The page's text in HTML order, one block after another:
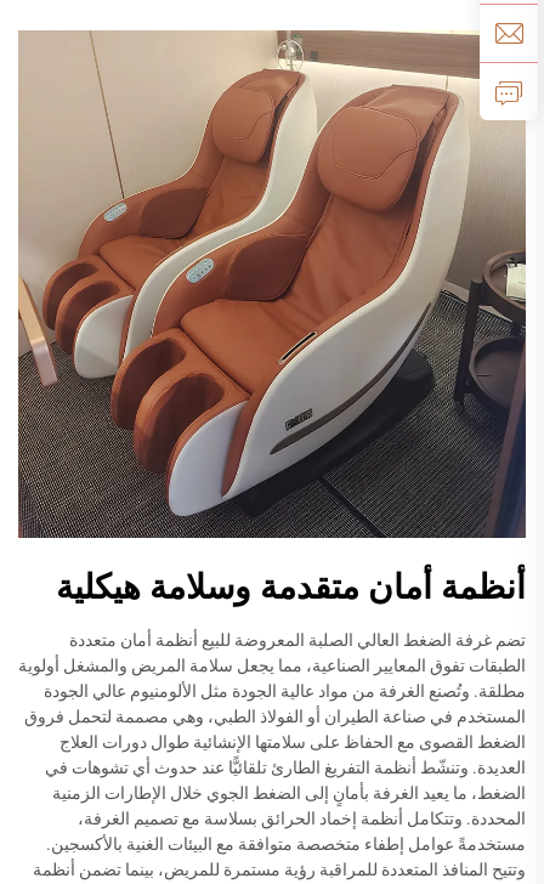
أنظمة أمان متقدمة وسلامة هيكلية
تضم غرفة الضغط العالي الصلبة المعروضة للبيع أنظمة أمان متعددة
الطبقات تفوق المعايير الصناعية، مما يجعل سلامة المريض والمشغل أولوية
مطلقة. وتُصنع الغرفة من مواد عالية الجودة مثل الألومنيوم عالي الجودة
المستخدم في صناعة الطيران أو الفولاذ الطبي، وهي مصممة لتحمل فروق
الضغط القصوى مع الحفاظ على سلامتها الإنشائية طوال دورات العلاج
العديدة. وتنشّط أنظمة التفريغ الطارئ تلقائيًّا عند حدوث أي تشوهات في
الضغط، ما يعيد الغرفة بأمانٍ إلى الضغط الجوي خلال الإطارات الزمنية
المحددة. وتتكامل أنظمة إخماد الحرائق بسلاسة مع تصميم الغرفة،
مستخدمةً عوامل إطفاء متخصصة متوافقة مع البيئات الغنية بالأكسجين.
وتتيح المنافذ المتعددة للمراقبة رؤية مستمرة للمريض، بينما تضمن أنظمة